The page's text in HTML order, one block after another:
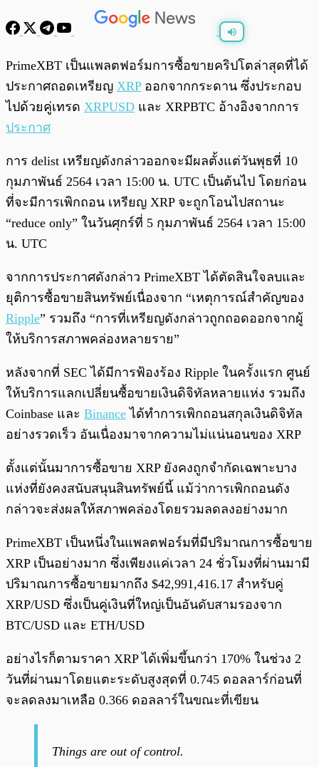
พร้อมเล่น 0:00 /
PrimeXBT เป็นแพลตฟอร์มการซื้อขายคริปโตล่าสุดที่ได้
ประกาศถอดเหรียญ XRPออกจากกระดาน ซึ่งประกอบ
ไปด้วยคู่เทรด XRPUSD และ XRPBTC อ้างอิงจากการ
ประกาศ
การ delist เหรียญดังกล่าวออกจะมีผลตั้งแต่วันพุธที่ 10
กุมภาพันธ์ 2564 เวลา 15:00 น. UTC เป็นต้นไป โดยก่อน
ที่จะมีการเพิกถอน เหรียญ XRP จะถูกโอนไปสถานะ
“reduce only” ในวันศุกร์ที่ 5 กุมภาพันธ์ 2564 เวลา 15:00
น. UTC
จากการประกาศดังกล่าว PrimeXBT ได้ตัดสินใจลบและ
ยุติการซื้อขายสินทรัพย์เนื่องจาก “เหตุการณ์สำคัญของ
Ripple” รวมถึง “การที่เหรียญดังกล่าวถูกถอดออกจากผู้
ให้บริการสภาพคล่องหลายราย”
หลังจากที่ SEC ได้มีการฟ้องร้อง Ripple ในครั้งแรก ศูนย์
ให้บริการแลกเปลี่ยนซื้อขายเงินดิจิทัลหลายแห่ง รวมถึง
Coinbase และ Binance ได้ทำการเพิกถอนสกุลเงินดิจิทัล
อย่างรวดเร็ว อันเนื่องมาจากความไม่แน่นอนของ XRP
ตั้งแต่นั้นมาการซื้อขาย XRP ยังคงถูกจำกัดเฉพาะบาง
แห่งที่ยังคงสนับสนุนสินทรัพย์นี้ แม้ว่าการเพิกถอนดัง
กล่าวจะส่งผลให้สภาพคล่องโดยรวมลดลงอย่างมาก
PrimeXBT เป็นหนึ่งในแพลตฟอร์มที่มีปริมาณการซื้อขาย
XRP เป็นอย่างมาก ซึ่งเพียงแค่เวลา 24 ชั่วโมงที่ผ่านมามี
ปริมาณการซื้อขายมากถึง $42,991,416.17 สำหรับคู่
XRP/USD ซึ่งเป็นคู่เงินที่ใหญ่เป็นอันดับสามรองจาก
BTC/USD และ ETH/USD
อย่างไรก็ตามราคา XRP ได้เพิ่มขึ้นกว่า 170% ในช่วง 2
วันที่ผ่านมาโดยแตะระดับสูงสุดที่ 0.745 ดอลลาร์ก่อนที่
จะลดลงมาเหลือ 0.366 ดอลลาร์ในขณะที่เขียน
Things are out of control.